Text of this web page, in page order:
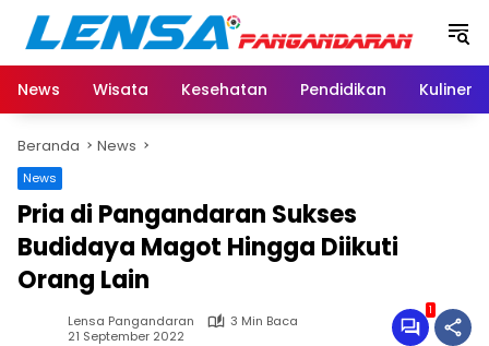
Langsung
konten
News
Wisata Kesehatan Pendidikan Kuliner
Beranda News
News
Pria di Pangandaran Sukses
Budidaya Magot Hingga Diikuti
Orang Lain
Lensa Pangandaran
3 Min Baca
21 September 2022
1